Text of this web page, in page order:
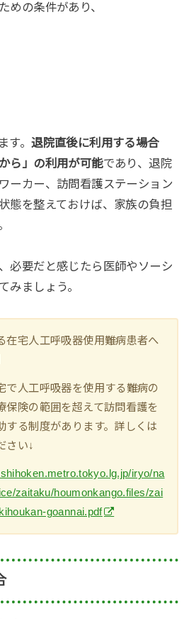
めの条件があり、
す。退院直後に利用する場合
ら」の利用が可能であり、退院
ーカー、訪問看護ステーション
態を整えておけば、家族の負担
必要だと感じたら医師やソーシ
みましょう。
在宅人工呼吸器使用難病患者へ
で人工呼吸器を使用する難病の
保険の範囲を超えて訪問看護を
する制度があります。詳しくは
さい↓
iryo/na
zaitaku/houmonkango.files/zai
goannai.pdf